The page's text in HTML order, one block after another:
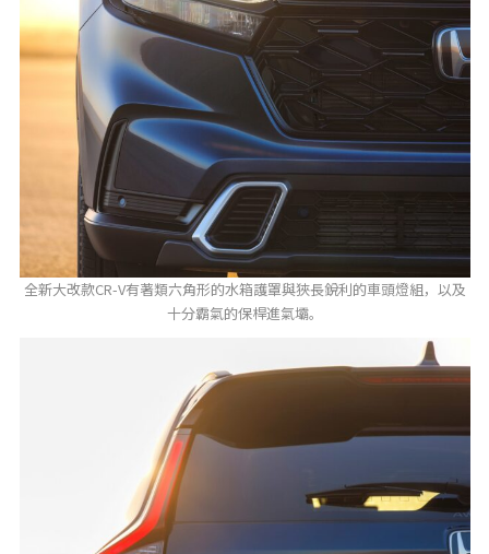
全新大改款CR-V有著類六角形的水箱護罩與狹長銳利的車頭燈組，以及
十分霸氣的保桿進氣壩。